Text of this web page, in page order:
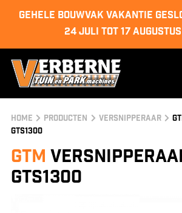
GEHELE BOUWVAK VAKANTIE
24 juli tot 17 augustus
Home Producten versnipperaar
GTS1300
GTM
GTS1300